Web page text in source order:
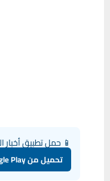
📱 حمل تطبيق أخبار
تحميل من Google Play